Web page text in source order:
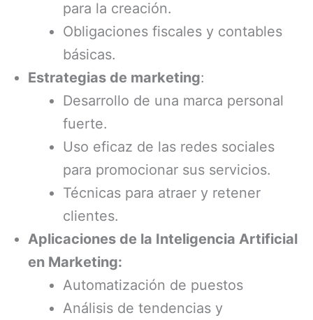
para la creación.
Obligaciones fiscales y contables
básicas.
Estrategias de marketing:
Desarrollo de una marca personal
fuerte.
Uso eficaz de las redes sociales
para promocionar sus servicios.
Técnicas para atraer y retener
clientes.
Aplicaciones de la Inteligencia Artificial
en Marketing:
Automatización de puestos
Análisis de tendencias y